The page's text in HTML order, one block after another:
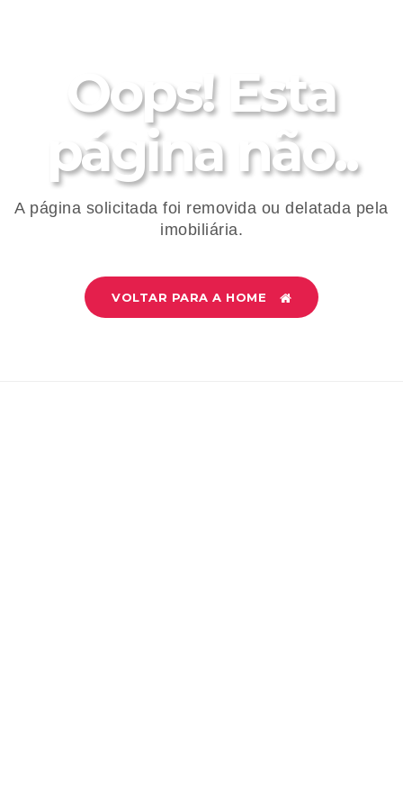
Oops! Esta
página não..
A página solicitada foi removida ou delatada pela
imobiliária.
VOLTAR PARA A HOME